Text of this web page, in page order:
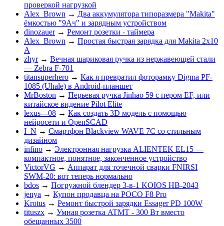
проверкой нагрузкой
Alex_Brown → Два аккумулятора типоразмера "Makita"
ёмкостью "9Ач" и зарядным устройством
dinozauer → Ремонт розетки - таймера
Alex_Brown → Простая быстрая зарядка для Makita 2х10
А
zhyr → Вечная шариковая ручка из нержавеющей стали
— Zebra F-701
titansuperhero → Как я превратил фоторамку Digma PF-
1085 (Uhale) в Android-планшет
MrBoston → Перьевая ручка Jinhao 59 с пером EF, или
китайское видение Pilot Elite
lexus---08 → Как создать 3D модель с помощью
нейросети и OpenSCAD
I_N → Смартфон Blackview WAVE 7C со стильным
дизайном
infino → Электронная нагрузка ALIENTEK EL15 —
компактное, понятное, законченное устройство
VictorVG → Аппарат для точечной сварки FNIRSI
SWM-20: вот теперь нормально
bdos → Погружной блендер 3-в-1 KOIOS HB-2043
jenya → Купон продавца на POCO F8 Pro
Krotus → Ремонт быстрой зарядки Essager PD 100W
tituszx → Умная розетка ATMT - 300 Вт вместо
обещанных 3500